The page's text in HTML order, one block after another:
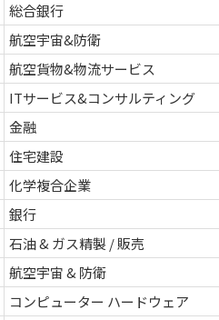
総合銀行
航空宇宙&防衛
航空貨物&物流サービス
ITサービス&コンサルティング
金融
住宅建設
化学複合企業
銀行
石油 & ガス精製 / 販売
航空宇宙 & 防衛
コンピューター ハードウェア